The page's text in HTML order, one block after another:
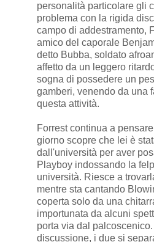
personalità particolare gli
problema con la rigida
campo di addestramento,
amico del caporale
detto Bubba, soldato
affetto da un leggero
sogna di possedere un
gamberi, venendo da una
questa attività.
Forrest continua a
giorno scopre che lei è
dall'università per aver
Playboy indossando la
università. Riesce a
mentre sta cantando
coperta solo da una
importunata da alcuni
porta via dal
discussione, i due si